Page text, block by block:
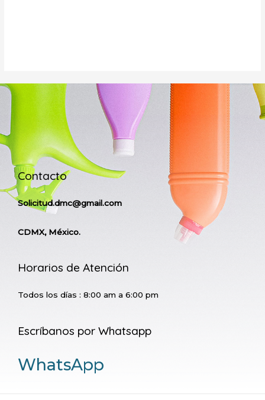
Contacto
Solicitud.dmc@gmail.com
CDMX, México.
Horarios de Atención
Todos los días : 8:00 am a 6:00 pm
Escríbanos por Whatsapp
WhatsApp